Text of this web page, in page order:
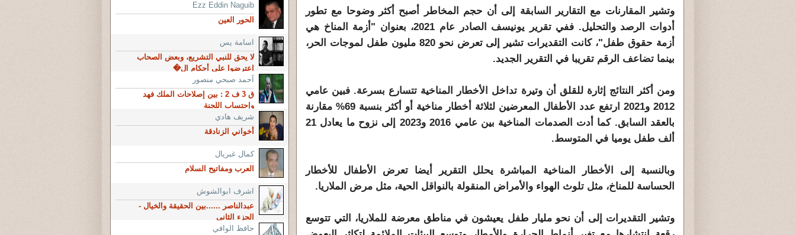
وتشير المقارنات مع التقارير السابقة إلى أن حجم المخاطر أصبح أكثر وضوحا مع تطور
أدوات الرصد والتحليل. ففي تقرير يونيسف الصادر عام 2021، بعنوان "أزمة المناخ هي
أزمة حقوق طفل"، كانت التقديرات تشير إلى تعرض نحو 820 مليون طفل لموجات الحر،
بينما تضاعف الرقم تقريبا في التقرير الجديد.
ومن أكثر النتائج إثارة للقلق أن وتيرة تداخل الأخطار المناخية تتسارع بسرعة. فبين عامي
2012 و2021 ارتفع عدد الأطفال المعرضين لثلاثة أخطار مناخية أو أكثر بنسبة 69% مقارنة
بالعقد السابق. كما أدت الصدمات المناخية بين عامي 2016 و2023 إلى نزوح ما يعادل 21
ألف طفل يوميا في المتوسط.
وبالنسبة إلى الأخطار المناخية المباشرة يحلل التقرير أيضا تعرض الأطفال للأخطار
الحساسة للمناخ، مثل تلوث الهواء والأمراض المنقولة بالنواقل الحية، مثل مرض الملاريا.
وتشير التقديرات إلى أن نحو مليار طفل يعيشون في مناطق معرضة للملاريا، التي تتوسع
Ezz Eddin Naguib
الحور العين
اسامة يس
لا يحق للنبي التشريع، وبعض الصحاب
اعترضوا على أحكام ال�
آحمد صبحي منصور
ق 3 ف 2 : بين إصلاحات الملك فهد
وإحتساب اللجنة
شريف هادي
أخواني الزنادقة
كمال غبريال
العرب ومفاتيح السلام
اشرف ابوالشوش
عبدالناصر ......بين الحقيقة والخيال -
الجزء الثاني
حافظ الوافي